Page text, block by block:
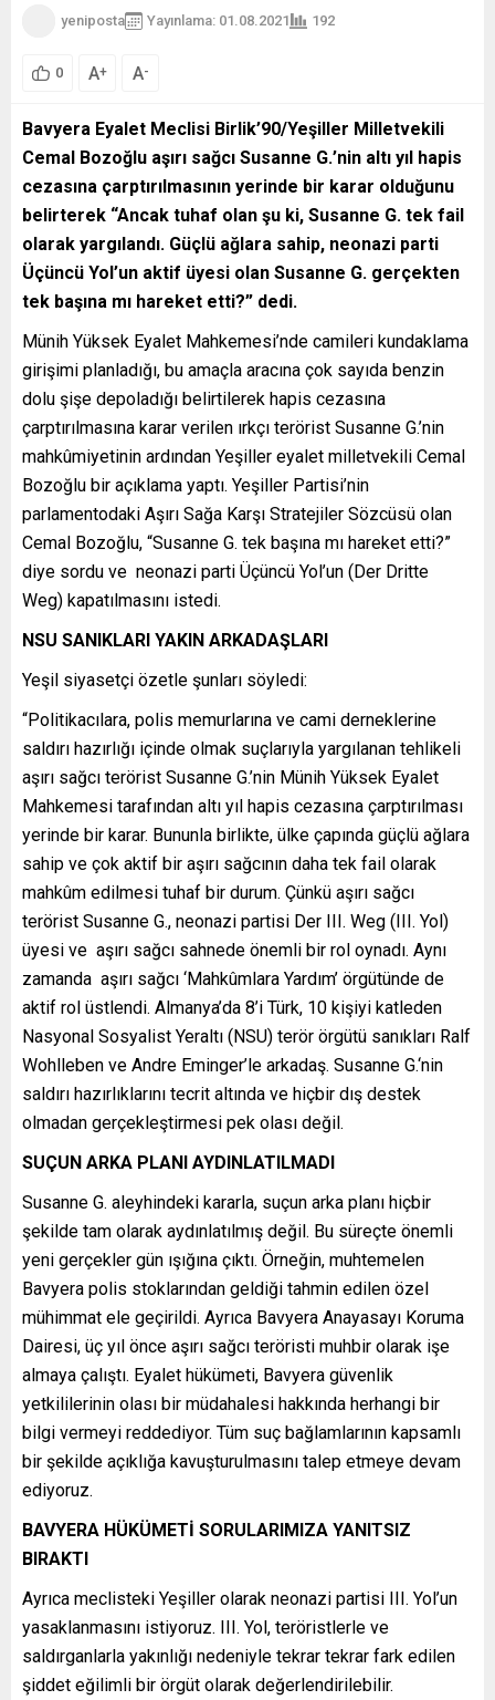
yeniposta Yayınlama: 01.08.2021 192
0 A+ A-
Bavyera Eyalet Meclisi Birlik’90/Yeşiller Milletvekili
Cemal Bozoğlu aşırı sağcı Susanne G.’nin altı yıl hapis
cezasına çarptırılmasının yerinde bir karar olduğunu
belirterek “Ancak tuhaf olan şu ki, Susanne G. tek fail
olarak yargılandı. Güçlü ağlara sahip, neonazi parti
Üçüncü Yol’un aktif üyesi olan Susanne G. gerçekten
tek başına mı hareket etti?” dedi.
Münih Yüksek Eyalet Mahkemesi’nde camileri kundaklama
girişimi planladığı, bu amaçla aracına çok sayıda benzin
dolu şişe depoladığı belirtilerek hapis cezasına
çarptırılmasına karar verilen ırkçı terörist Susanne G.’nin
mahkûmiyetinin ardından Yeşiller eyalet milletvekili Cemal
Bozoğlu bir açıklama yaptı. Yeşiller Partisi’nin
parlamentodaki Aşırı Sağa Karşı Stratejiler Sözcüsü olan
Cemal Bozoğlu, “Susanne G. tek başına mı hareket etti?”
diye sordu ve neonazi parti Üçüncü Yol’un (Der Dritte
Weg) kapatılmasını istedi.
NSU SANIKLARI YAKIN ARKADAŞLARI
Yeşil siyasetçi özetle şunları söyledi:
“Politikacılara, polis memurlarına ve cami derneklerine
saldırı hazırlığı içinde olmak suçlarıyla yargılanan tehlikeli
aşırı sağcı terörist Susanne G.’nin Münih Yüksek Eyalet
Mahkemesi tarafından altı yıl hapis cezasına çarptırılması
yerinde bir karar. Bununla birlikte, ülke çapında güçlü ağlara
sahip ve çok aktif bir aşırı sağcının daha tek fail olarak
mahkûm edilmesi tuhaf bir durum. Çünkü aşırı sağcı
terörist Susanne G., neonazi partisi Der III. Weg (III. Yol)
üyesi ve aşırı sağcı sahnede önemli bir rol oynadı. Aynı
zamanda aşırı sağcı ‘Mahkûmlara Yardım’ örgütünde de
aktif rol üstlendi. Almanya’da 8’i Türk, 10 kişiyi katleden
Nasyonal Sosyalist Yeraltı (NSU) terör örgütü sanıkları Ralf
Wohlleben ve Andre Eminger’le arkadaş. Susanne G.‘nin
saldırı hazırlıklarını tecrit altında ve hiçbir dış destek
olmadan gerçekleştirmesi pek olası değil.
SUÇUN ARKA PLANI AYDINLATILMADI
Susanne G. aleyhindeki kararla, suçun arka planı hiçbir
şekilde tam olarak aydınlatılmış değil. Bu süreçte önemli
yeni gerçekler gün ışığına çıktı. Örneğin, muhtemelen
Bavyera polis stoklarından geldiği tahmin edilen özel
mühimmat ele geçirildi. Ayrıca Bavyera Anayasayı Koruma
Dairesi, üç yıl önce aşırı sağcı teröristi muhbir olarak işe
almaya çalıştı. Eyalet hükümeti, Bavyera güvenlik
yetkililerinin olası bir müdahalesi hakkında herhangi bir
bilgi vermeyi reddediyor. Tüm suç bağlamlarının kapsamlı
bir şekilde açıklığa kavuşturulmasını talep etmeye devam
ediyoruz.
BAVYERA HÜKÜMETİ SORULARIMIZA YANITSIZ
BIRAKTI
Ayrıca meclisteki Yeşiller olarak neonazi partisi III. Yol’un
yasaklanmasını istiyoruz. III. Yol, teröristlerle ve
saldırganlarla yakınlığı nedeniyle tekrar tekrar fark edilen
şiddet eğilimli bir örgüt olarak değerlendirilebilir.